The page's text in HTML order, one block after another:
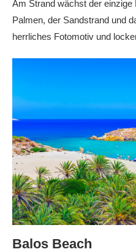
Am Strand wächst der einzige
Palmen, der Sandstrand und
herrliches Fotomotiv und
Balos Beach